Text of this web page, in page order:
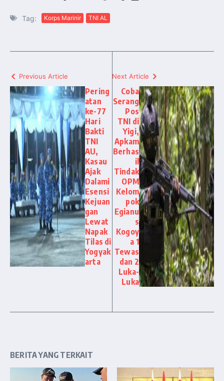
Tag: Korps Marinir TNI AL
Previous Article
Pering
atan
ke-77
Hari
Bakti
TNI
AU,
Kasau
Ajak
Dalami
Esensi
Kejuan
gan
Lewat
Napak
Tilas di
Yogyak
arta
Next Article
Coba
Serang
Pos
TNI di
Yigi,
Apkam
Berhas
il
Tindak
OPM
Kelom
pok
Egianu
s
Kogoy
a 1
Tewas
dan 2
Luka-
Luka
BERITA YANG TERKAIT